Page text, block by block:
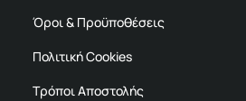
Όροι & Προϋποθέσεις
Πολιτική Cookies
Τρόποι Αποστολής